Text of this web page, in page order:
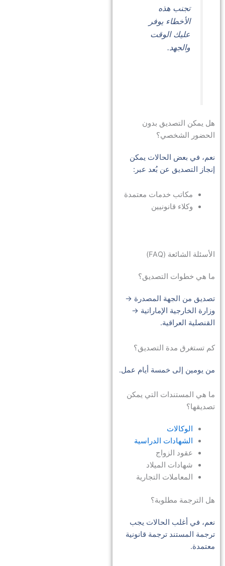
تجنب هذه
الأخطاء يوفر
عليك الوقت
والجهد.
هل يمكن التصديق بدون
الحضور الشخصي؟
نعم، في بعض الحالات يمكن
إنجاز التصديق عن بُعد عبر:
مكاتب خدمات معتمدة
وكلاء قانونيين
الأسئلة الشائعة (FAQ)
ما هي خطوات التصديق؟
تصديق من الجهة المصدرة →
وزارة الخارجية الإماراتية →
القنصلية العراقية.
كم تستغرق مدة التصديق؟
من يومين إلى خمسة أيام عمل.
ما هي المستندات التي يمكن
تصديقها؟
الوكالات
الشهادات الدراسية
عقود الزواج
شهادات الميلاد
المعاملات التجارية
هل الترجمة مطلوبة؟
نعم، في أغلب الحالات يجب
ترجمة المستند ترجمة قانونية
معتمدة.